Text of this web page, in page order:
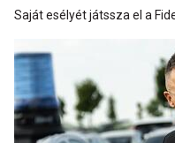
Saját esélyét játssza el a